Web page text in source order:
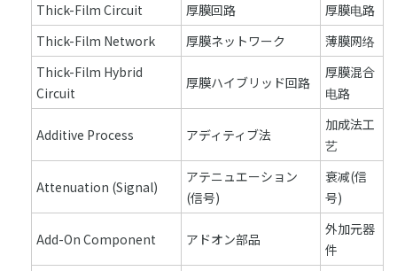
Thick-Film Circuit
厚膜回路
厚膜电路
Thick-Film Network
厚膜ネットワーク
薄膜网络
Thick-Film Hybrid
Circuit
厚膜ハイブリッド回路
厚膜混合
电路
Additive Process アディティブ法
加成法工
艺
Attenuation (Signal)
アテニュエーション
(信号)
衰减(信
号)
Add-On Component アドオン部品
外加元器
件